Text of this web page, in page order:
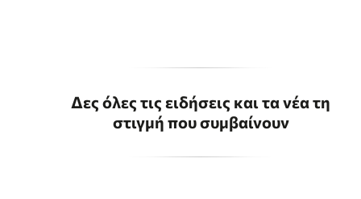
Δες όλες τις ειδήσεις και τα νέα τη
στιγμή που συμβαίνουν